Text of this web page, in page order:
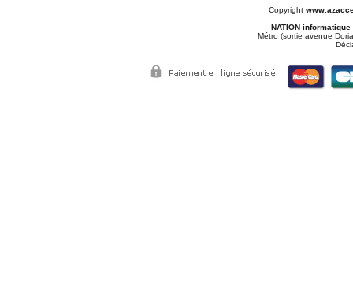
Copyright
NATION informatique
Métro (sortie avenue